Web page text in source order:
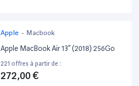
Apple - Macbook
Apple MacBook Air 13” (2018) 256Go
221 offres à partir de :
272,00 €